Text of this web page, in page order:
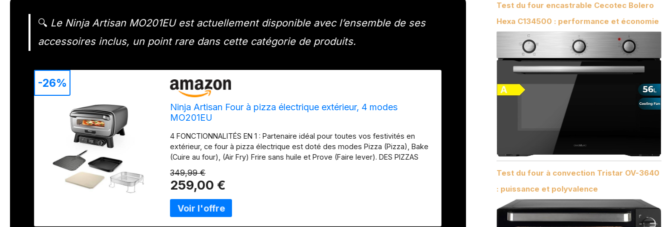
🔍 Le Ninja Artisan MO201EU est actuellement disponible avec l’ensemble de ses
accessoires inclus, un point rare dans cette catégorie de produits.
Ninja Artisan Four à pizza électrique extérieur, 4 modes
MO201EU
4 FONCTIONNALITÉS EN 1 : Partenaire idéal pour toutes vos festivités en
extérieur, ce four à pizza électrique est doté des modes Pizza (Pizza), Bake
(Cuire au four), (Air Fry) Frire sans huile et Prove (Faire lever). DES PIZZAS
avec une croûte uniforme et un fromage fondant. Préréglages Artisan, Pâte
fine, New York, Chicago et Sur mesure. (*Hors temps de préchauffage,
cuisson à 370 °C.) AUCUNE FLAMME POUR UN CONTRÔLE TOTAL : la chaleur
électrique permet un contrôle complet de la température jusqu’à 370 °C,
sans charbon ni flammes de gaz. Gardez un œil sur la cuisson grâce à la
349,99 €
259,00 €
-26%
Test du four encastrable Cecotec Bolero
Hexa C134500 : performance et économie
Test du four à convection Tristar OV-3640
: puissance et polyvalence